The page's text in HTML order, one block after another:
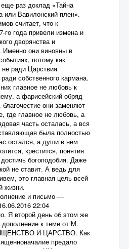
раз доклад «Тайна
или Вавилонский плен».
считает, что к
го года привели измена и
дворянства и
Именно они виновны в
потому как
ради Царствия
собственного кармана.
главное не любовь к
а фарисейский обряд
благочестие они заменяют
где главное не любовь, а
часть осталась, а вся
была полностью
остался, а души в нем
крестится, понятия
богоподобия. Даже
не ставит. А ведь для
это главная цель всей
жизни.
и письмо—
22:04
Я второй день об этом же
к теме от М.
И ЦАРСТВО. Как
предало